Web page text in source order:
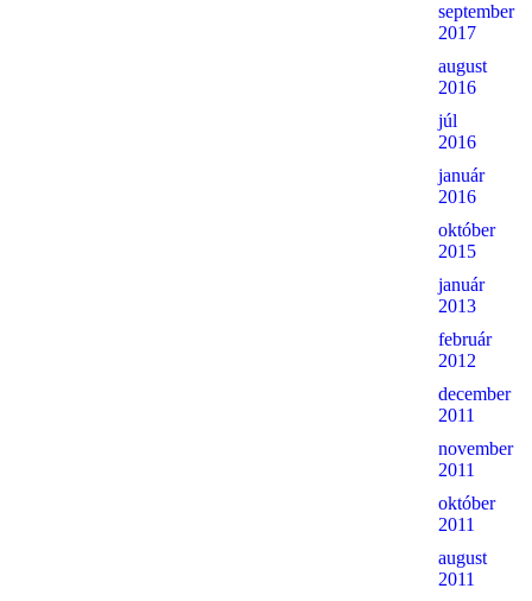
september
2017
august
2016
júl
2016
január
2016
október
2015
január
2013
február
2012
december
2011
november
2011
október
2011
august
2011